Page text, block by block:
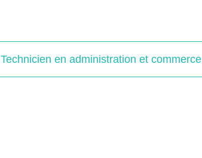
Technicien en administration et commerce